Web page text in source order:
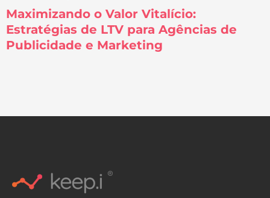
Maximizando o Valor Vitalício:
Estratégias de LTV para Agências de
Publicidade e Marketing